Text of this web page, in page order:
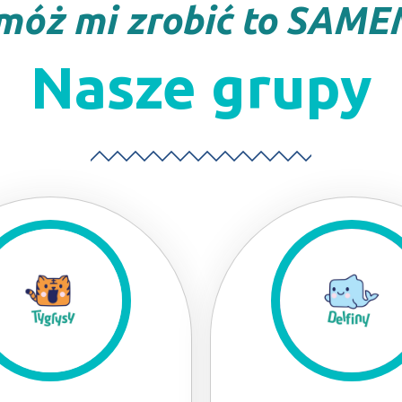
mi zrobić to
Nasze grupy